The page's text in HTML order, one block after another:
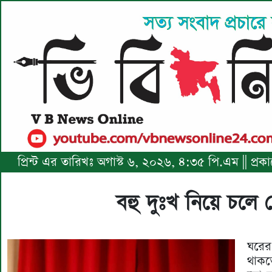
প্রিন্ট এর তারিখঃ অগাস্ট ৬, ২০২৬, ৪:৩৫ পি.এম ||
বহু দুঃখ নিয়ে চলে